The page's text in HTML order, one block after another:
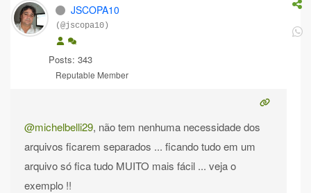
JSCOPA10
(@jscopa10)
Posts: 343
Reputable Member
@michelbelli29, não tem nenhuma necessidade dos
arquivos ficarem separados ... ficando tudo em um
arquivo só fica tudo MUITO mais fácil ... veja o
exemplo !!